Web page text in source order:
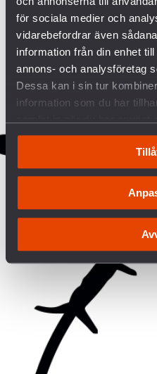
för sociala medier och
vidarebefordrar även
information från din enhet
annons- och analysföretag
Dessa kan i sin tur
information som du har